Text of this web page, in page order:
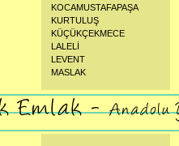
KOCAMUSTAFAPAŞA
KURTULUŞ
KÜÇÜKÇEKMECE
LALELİ
LEVENT
MASLAK